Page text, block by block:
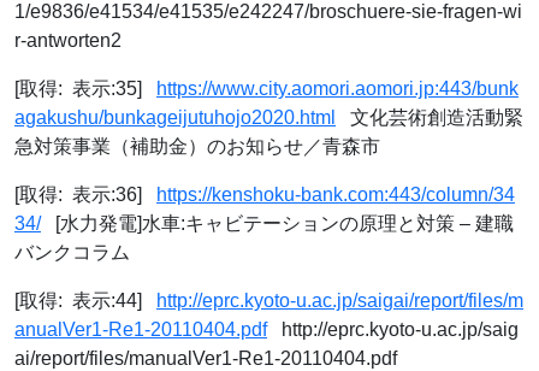
1/e9836/e41534/e41535/e242247/broschuere-sie-fragen-wi
r-antworten2
[取得: 表示:35]
https://www.city.aomori.aomori.jp:443/bunk
agakushu/bunkageijutuhojo2020.html
文化芸術創造活動緊
急対策事業（補助金）のお知らせ／青森市
[取得: 表示:36]
https://kenshoku-bank.com:443/column/34
34/[水力発電]水車:キャビテーションの原理と対策 – 建職
バンクコラム
[取得: 表示:44]
http://eprc.kyoto-u.ac.jp/saigai/report/files/m
anualVer1-Re1-20110404.pdfhttp://eprc.kyoto-u.ac.jp/saig
ai/report/files/manualVer1-Re1-20110404.pdf